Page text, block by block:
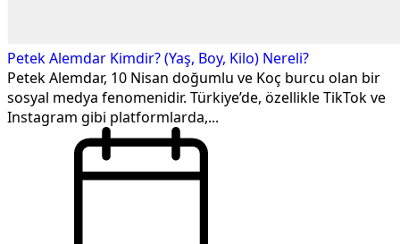
Petek Alemdar Kimdir? (Yaş, Boy, Kilo) Nereli?
Petek Alemdar, 10 Nisan doğumlu ve Koç burcu olan bir
sosyal medya fenomenidir. Türkiye’de, özellikle TikTok ve
Instagram gibi platformlarda,...